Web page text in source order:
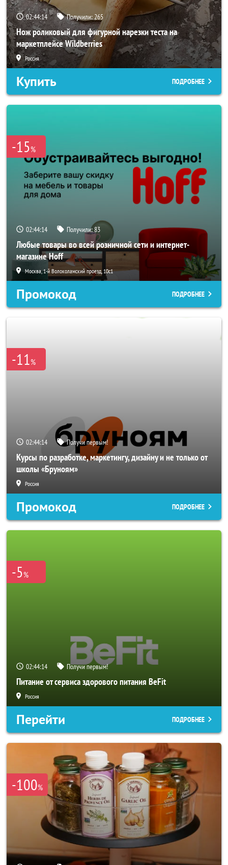
02:44:11 Получили:265
Нож роликовый для фигурной нарезки теста на
маркетплейсе Wildberries
Россия
Купить ПОДРОБНЕЕ
-15%
02:44:11 Получили:83
Любые товары во всей розничной сети и интернет-
магазине Hoff
Москва, 1-й Волоколамский проезд, 10с1
Промокод ПОДРОБНЕЕ
-11%
02:44:11 Получи первым!
Курсы по разработке, маркетингу, дизайну и не только от
школы «Бруноям»
Россия
Промокод ПОДРОБНЕЕ
-5%
02:44:11 Получи первым!
Питание от сервиса здорового питания BeFit
Россия
Перейти ПОДРОБНЕЕ
-100%